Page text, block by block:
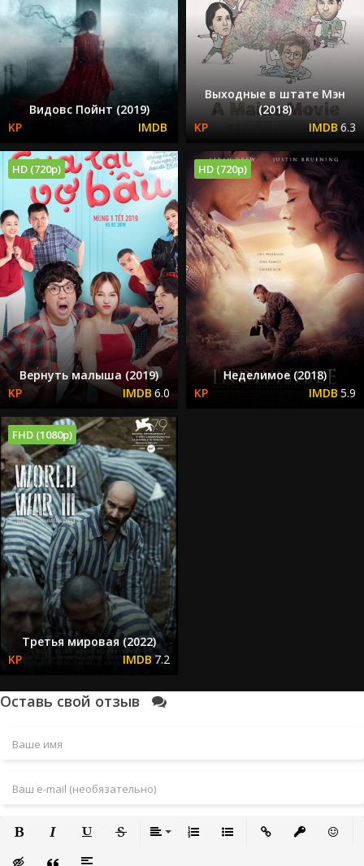
Видовс Пойнт (2019)
Выходные в штате Мэн
(2018)
6.3
HD (720p)
Вернуть малыша (2019)
6.0
HD (720p)
Неделимое (2018)
5.9
FHD (1080p)
Третья мировая (2022)
7.2
Оставь свой отзыв
Полужирный